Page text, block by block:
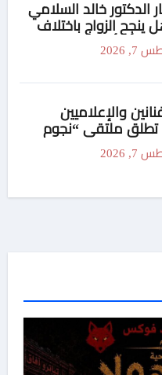
الدكتور خالد السلامي
ينجح الزواج باختلاف
… أم أن النجاح تصنعه
القيم؟
2026
والإعلاميين
تطلق ملتقى “نجوم
وتكرّم المرزوق وكوكبة
الفن والإعلام واتحاد
2026